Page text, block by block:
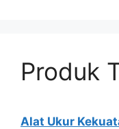
Produk
Alat Ukur